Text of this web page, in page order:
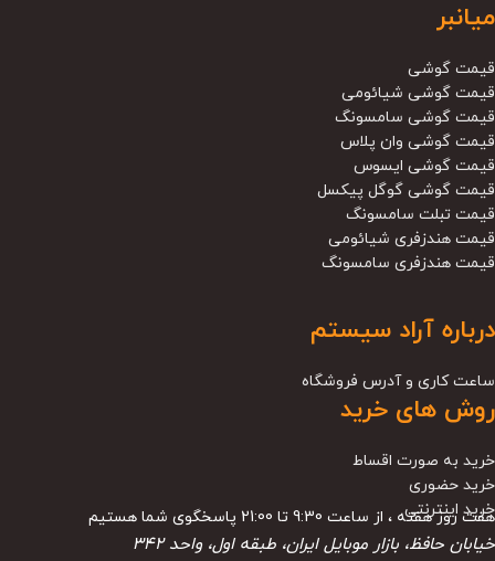
میانبر
قیمت گوشی
قیمت گوشی شیائومی
قیمت گوشی سامسونگ
قیمت گوشی وان پلاس
قیمت گوشی ایسوس
قیمت گوشی گوگل پیکسل
قیمت تبلت سامسونگ
قیمت هندزفری شیائومی
قیمت هندزفری سامسونگ
درباره آراد سیستم
ساعت کاری و آدرس فروشگاه
روش های خرید
خرید به صورت اقساط
خرید حضوری
خرید اینترنتی
هفت روز هفته ، از ساعت 9:30 تا 21:00 پاسخگوی شما هستیم
خیابان حافظ، بازار موبایل ایران، طبقه اول، واحد ۳۴۲